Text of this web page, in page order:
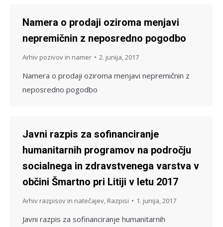
Namera o prodaji oziroma menjavi
nepremičnin z neposredno pogodbo
Arhiv pozivov in namer 2. junija, 2017
Namera o prodaji oziroma menjavi nepremičnin z
neposredno pogodbo
Javni razpis za sofinanciranje
humanitarnih programov na področju
socialnega in zdravstvenega varstva v
občini Šmartno pri Litiji v letu 2017
Arhiv razpisov in natečajev Razpisi 1. junija, 2017
Javni razpis za sofinanciranje humanitarnih